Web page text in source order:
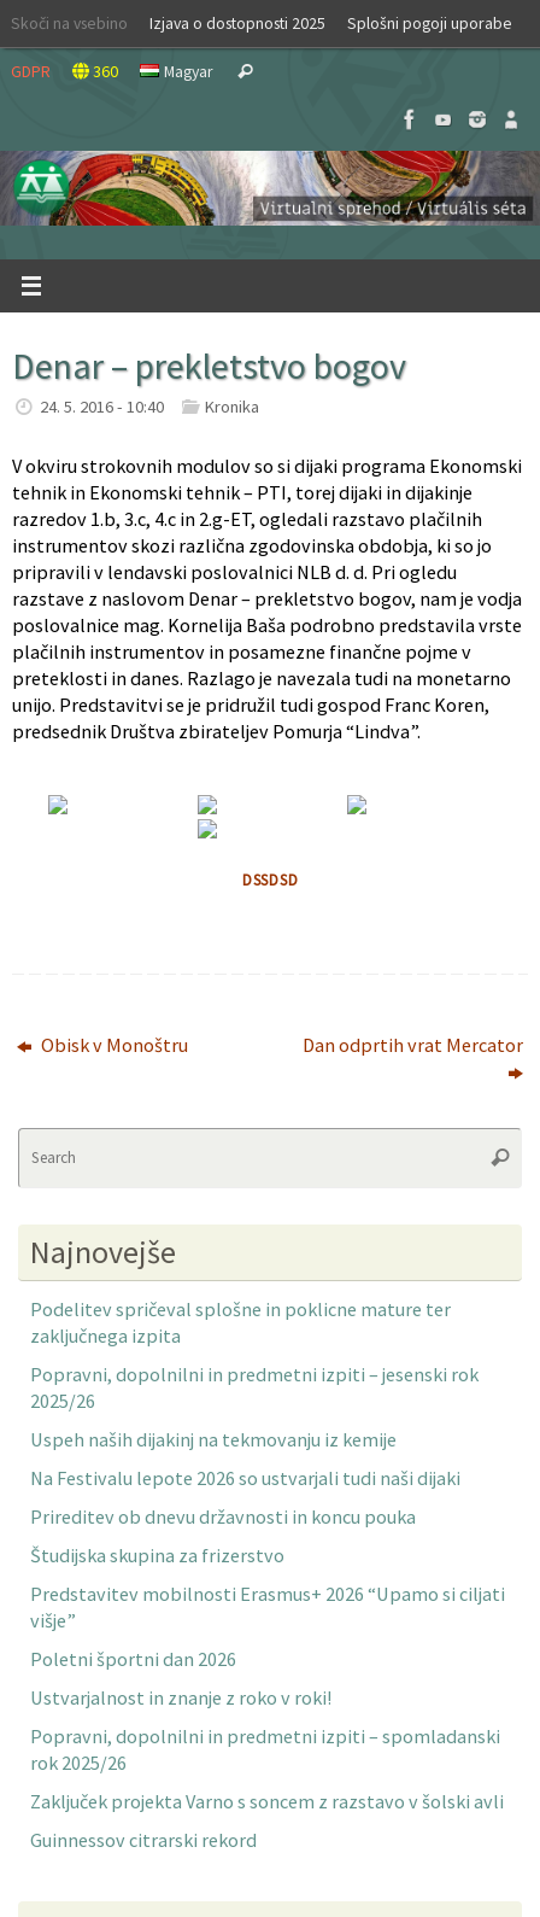
Skip
content
Skoči na vsebino Izjava o dostopnosti 2025 Splošni pogoji uporabe
GDPR 360 Magyar Search
Denar – prekletstvo bogov
24. 5. 2016 - 10:40 Kronika
V okviru strokovnih modulov so si dijaki programa Ekonomski
tehnik in Ekonomski tehnik – PTI, torej dijaki in dijakinje
razredov 1.b, 3.c, 4.c in 2.g-ET, ogledali razstavo plačilnih
instrumentov skozi različna zgodovinska obdobja, ki so jo
pripravili v lendavski poslovalnici NLB d. d. Pri ogledu
razstave z naslovom Denar – prekletstvo bogov, nam je vodja
poslovalnice mag. Kornelija Baša podrobno predstavila vrste
plačilnih instrumentov in posamezne finančne pojme v
preteklosti in danes. Razlago je navezala tudi na monetarno
unijo. Predstavitvi se je pridružil tudi gospod Franc Koren,
predsednik Društva zbirateljev Pomurja “Lindva”.
DSSDSD
Obisk v Monoštru Dan odprtih vrat Mercator
Najnovejše
Podelitev spričeval splošne in poklicne mature ter
zaključnega izpita
Popravni, dopolnilni in predmetni izpiti – jesenski rok
2025/26
Uspeh naših dijakinj na tekmovanju iz kemije
Na Festivalu lepote 2026 so ustvarjali tudi naši dijaki
Prireditev ob dnevu državnosti in koncu pouka
Študijska skupina za frizerstvo
Predstavitev mobilnosti Erasmus+ 2026 “Upamo si ciljati
višje”
Poletni športni dan 2026
Ustvarjalnost in znanje z roko v roki!
Popravni, dopolnilni in predmetni izpiti – spomladanski
rok 2025/26
Zaključek projekta Varno s soncem z razstavo v šolski avli
Guinnessov citrarski rekord